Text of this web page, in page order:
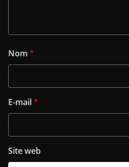
Nom *
E-mail*
Site web